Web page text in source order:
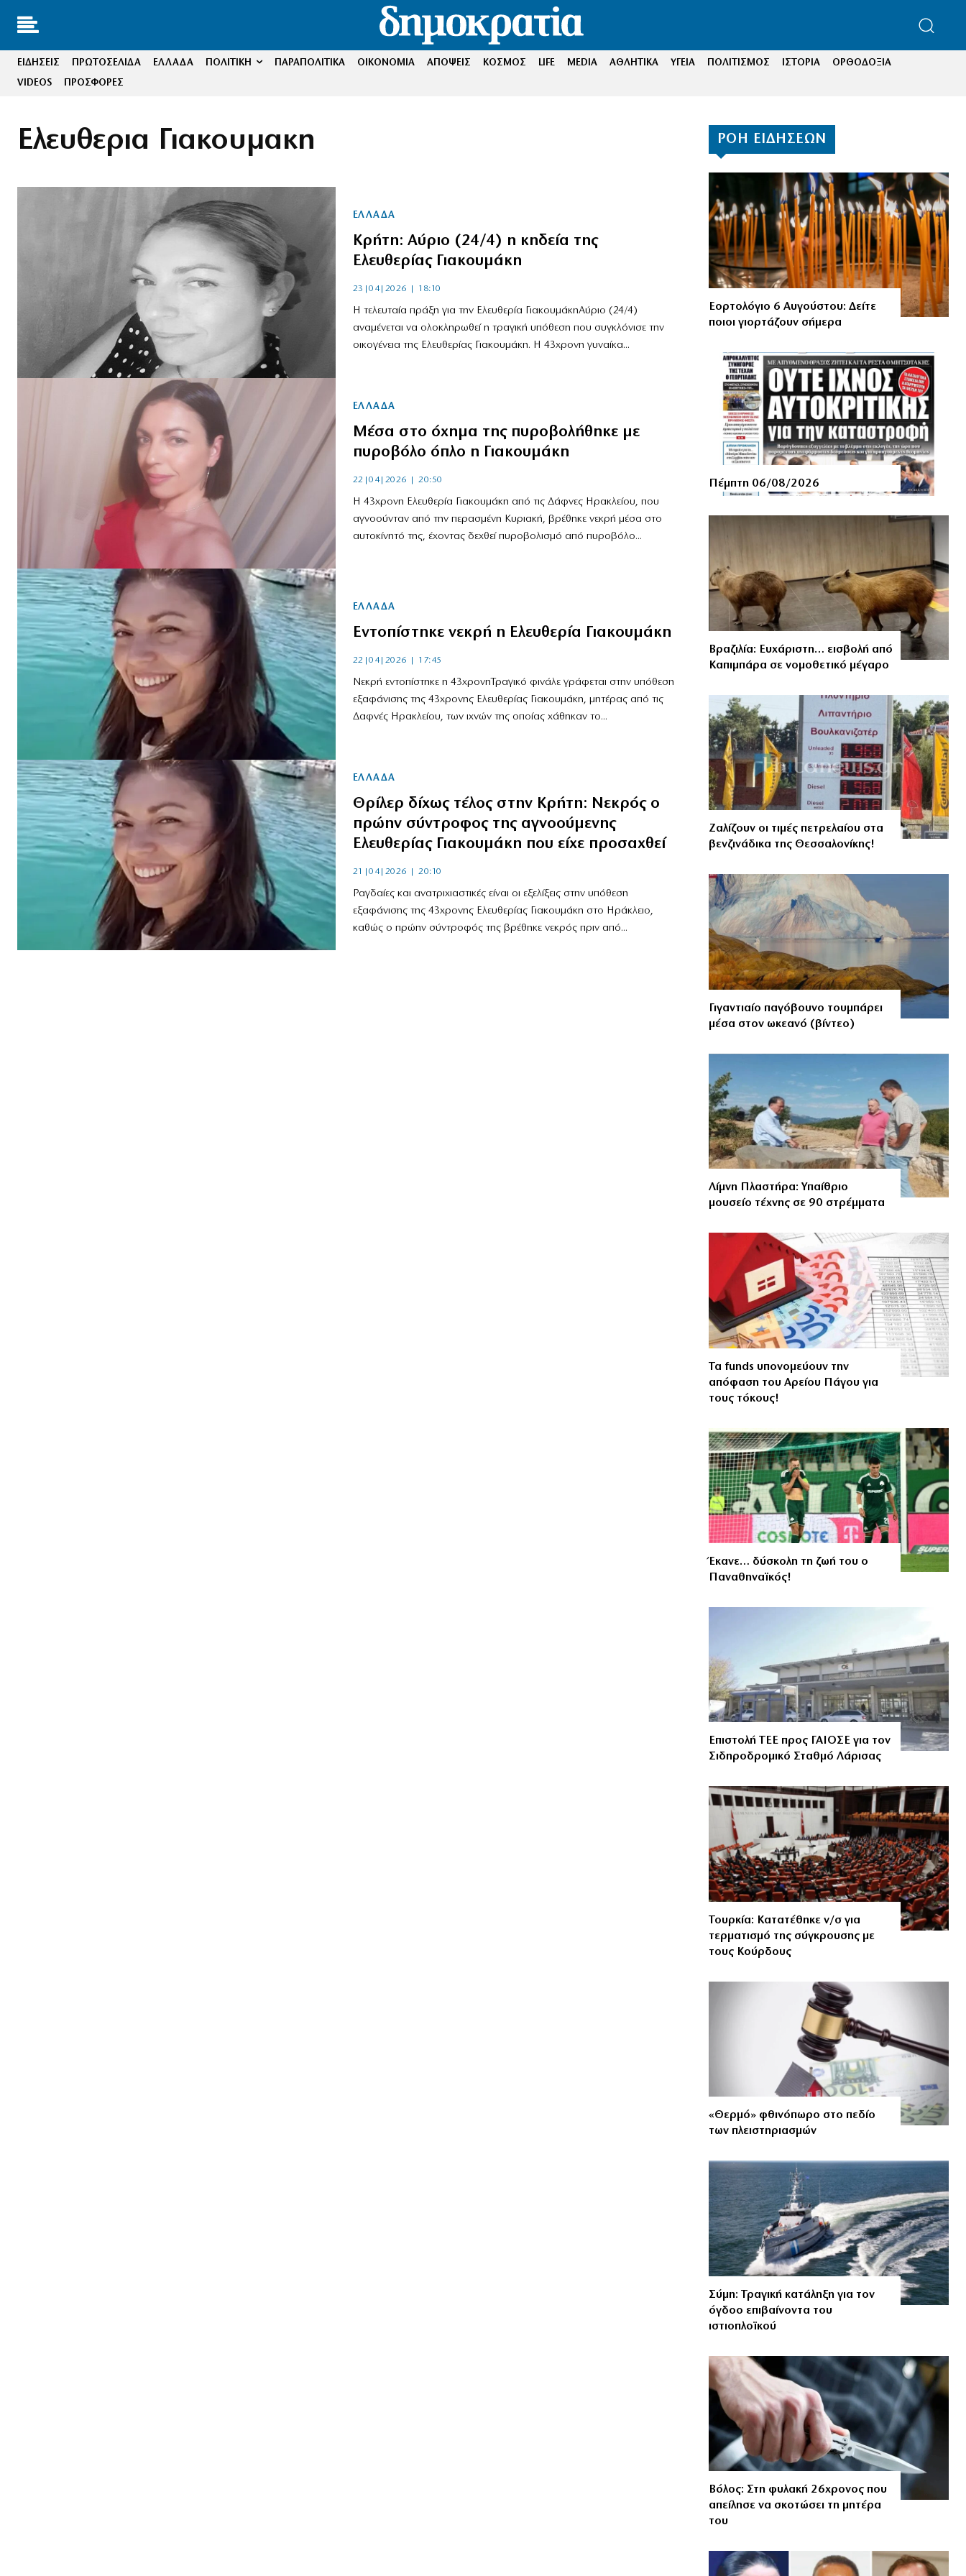
ΕΙΔΗΣΕΙΣ ΠΡΩΤΟΣΕΛΙΔΑ ΕΛΛΑΔΑ ΠΟΛΙΤΙΚΗ ΠΑΡΑΠΟΛΙΤΙΚΑ ΟΙΚΟΝΟΜΙΑ ΑΠΟΨΕΙΣ ΚΟΣΜΟΣ LIFE MEDIA ΑΘΛΗΤΙΚΑ ΥΓΕΙΑ ΠΟΛΙΤΙΣΜΟΣ ΙΣΤΟΡΙΑ
ΟΡΘΟΔΟΞΙΑ
VIDEOS
ΠΡΟΣΦΟΡΕΣ
Ελευθερια Γιακουμακη
ΕΛΛΑΔΑ
Κρήτη: Αύριο (24/4) η κηδεία της
Ελευθερίας Γιακουμάκη
23|04|2026 | 18:10
Η τελευταία πράξη για την Ελευθερία ΓιακουμάκηΑύριο (24/4)
αναμένεται να ολοκληρωθεί η τραγική υπόθεση που συγκλόνισε την
οικογένεια της Ελευθερίας Γιακουμάκη. Η 43χρονη γυναίκα...
ΕΛΛΑΔΑ
Μέσα στο όχημα της πυροβολήθηκε με
πυροβόλο όπλο η Γιακουμάκη
22|04|2026 | 20:50
Η 43χρονη Ελευθερία Γιακουμάκη από τις Δάφνες Ηρακλείου, που
αγνοούνταν από την περασμένη Κυριακή, βρέθηκε νεκρή μέσα στο
αυτοκίνητό της, έχοντας δεχθεί πυροβολισμό από πυροβόλο...
ΕΛΛΑΔΑ
Εντοπίστηκε νεκρή η Ελευθερία Γιακουμάκη
22|04|2026 | 17:45
Νεκρή εντοπίστηκε η 43χρονηΤραγικό φινάλε γράφεται στην υπόθεση
εξαφάνισης της 43χρονης Ελευθερίας Γιακουμάκη, μητέρας από τις
Δαφνές Ηρακλείου, των ιχνών της οποίας χάθηκαν το...
ΕΛΛΑΔΑ
Θρίλερ δίχως τέλος στην Κρήτη: Νεκρός ο
πρώην σύντροφος της αγνοούμενης
Ελευθερίας Γιακουμάκη που είχε προσαχθεί
21|04|2026 | 20:10
Ραγδαίες και ανατριχιαστικές είναι οι εξελίξεις στην υπόθεση
εξαφάνισης της 43χρονης Ελευθερίας Γιακουμάκη στο Ηράκλειο,
καθώς ο πρώην σύντροφός της βρέθηκε νεκρός πριν από...
ΡΟΗ ΕΙΔΗΣΕΩΝ
Εορτολόγιο 6 Αυγούστου: Δείτε
ποιοι γιορτάζουν σήμερα
Πέμπτη 06/08/2026
Βραζιλία: Ευχάριστη… εισβολή από
Καπιμπάρα σε νομοθετικό μέγαρο
Ζαλίζουν οι τιμές πετρελαίου στα
βενζινάδικα της Θεσσαλονίκης!
Γιγαντιαίο παγόβουνο τουμπάρει
μέσα στον ωκεανό (βίντεο)
Λίμνη Πλαστήρα: Υπαίθριο
μουσείο τέχνης σε 90 στρέμματα
Τα funds υπονομεύουν την
απόφαση του Αρείου Πάγου για
τους τόκους!
Έκανε… δύσκολη τη ζωή του ο
Παναθηναϊκός!
Επιστολή ΤΕΕ προς ΓΑΙΟΣΕ για τον
Σιδηροδρομικό Σταθμό Λάρισας
Τουρκία: Κατατέθηκε ν/σ για
τερματισμό της σύγκρουσης με
τους Κούρδους
«Θερμό» φθινόπωρο στο πεδίο
των πλειστηριασμών
Σύμη: Τραγική κατάληξη για τον
όγδοο επιβαίνοντα του
ιστιοπλοϊκού
Βόλος: Στη φυλακή 26χρονος που
απείλησε να σκοτώσει τη μητέρα
του